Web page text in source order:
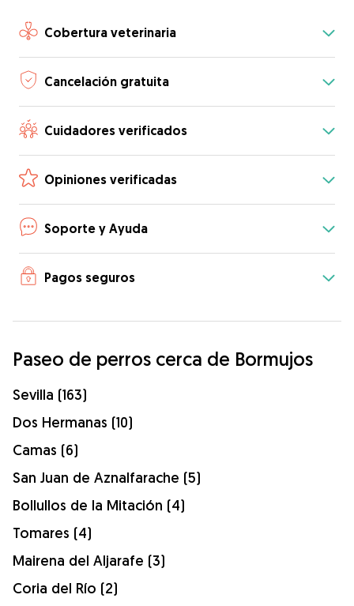
Cobertura veterinaria
Cancelación gratuita
Cuidadores verificados
Opiniones verificadas
Soporte y Ayuda
Pagos seguros
Paseo de perros cerca de Bormujos
Sevilla (163)
Dos Hermanas (10)
Camas (6)
San Juan de Aznalfarache (5)
Bollullos de la Mitación (4)
Tomares (4)
Mairena del Aljarafe (3)
Coria del Río (2)